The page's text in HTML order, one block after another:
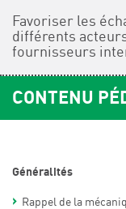
Favoriser les
différents
fournisseurs
CONTENU
Généralités
Rappel de la